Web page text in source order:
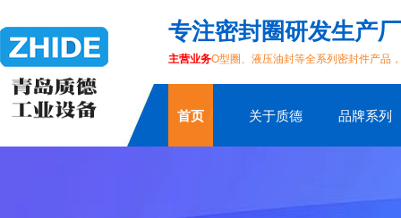
专注密封圈研发生产
主营业务O型圈、液压油封等全系列密封件产品
首页 关于质德 品牌系列